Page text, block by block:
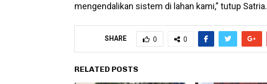
mengendalikan sistem di lahan kami,” tutup Satria.
SHARE 0 0
RELATED POSTS